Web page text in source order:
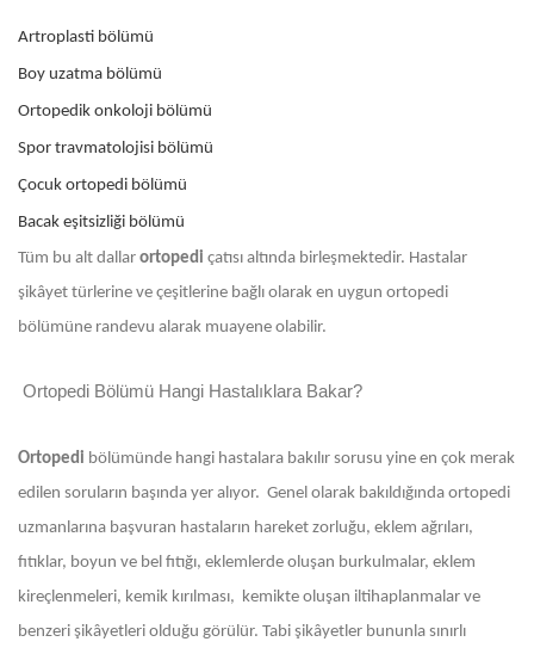
Artroplasti bölümü
Boy uzatma bölümü
Ortopedik onkoloji bölümü
Spor travmatolojisi bölümü
Çocuk ortopedi bölümü
Bacak eşitsizliği bölümü
Tüm bu alt dallar ortopedi çatısı altında birleşmektedir. Hastalar
şikâyet türlerine ve çeşitlerine bağlı olarak en uygun ortopedi
bölümüne randevu alarak muayene olabilir.
Ortopedi Bölümü Hangi Hastalıklara Bakar?
Ortopedi bölümünde hangi hastalara bakılır sorusu yine en çok merak
edilen soruların başında yer alıyor. Genel olarak bakıldığında ortopedi
uzmanlarına başvuran hastaların hareket zorluğu, eklem ağrıları,
fıtıklar, boyun ve bel fıtığı, eklemlerde oluşan burkulmalar, eklem
kireçlenmeleri, kemik kırılması, kemikte oluşan iltihaplanmalar ve
benzeri şikâyetleri olduğu görülür. Tabi şikâyetler bununla sınırlı